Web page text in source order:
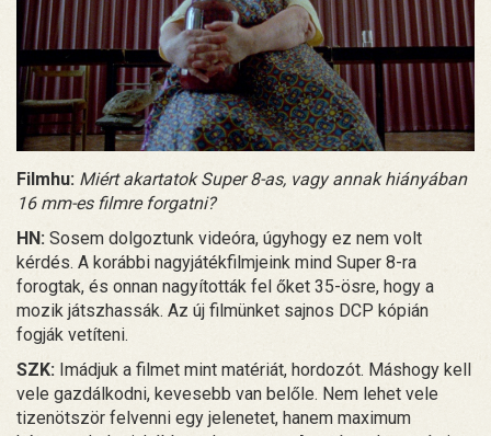
Filmhu: Miért akartatok Super 8-as, vagy annak hiányában
16 mm-es filmre forgatni?
HN: Sosem dolgoztunk videóra, úgyhogy ez nem volt
kérdés. A korábbi nagyjátékfilmjeink mind Super 8-ra
forogtak, és onnan nagyították fel őket 35-ösre, hogy a
mozik játszhassák. Az új filmünket sajnos DCP kópián
fogják vetíteni.
SZK: Imádjuk a filmet mint matériát, hordozót. Máshogy kell
vele gazdálkodni, kevesebb van belőle. Nem lehet vele
tizenötször felvenni egy jelenetet, hanem maximum